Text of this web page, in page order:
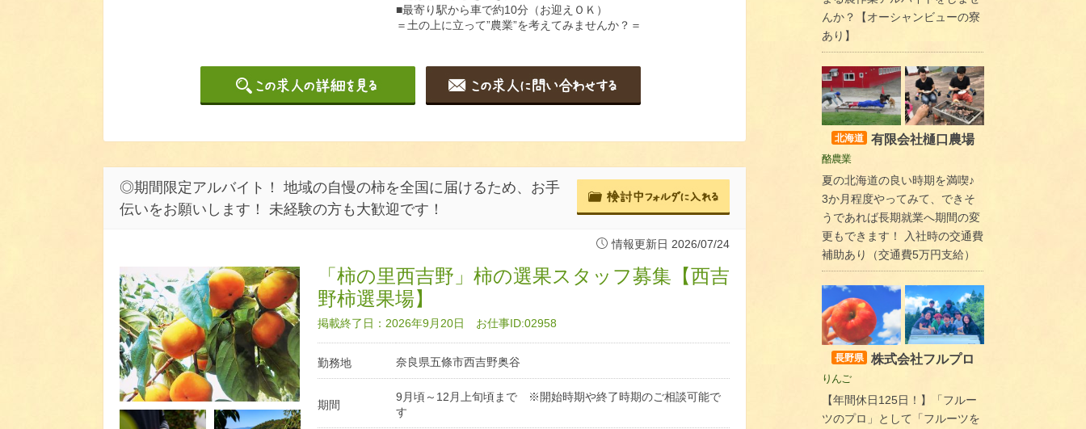
■最寄り駅から車で約10分（お迎えＯＫ）
＝土の上に立って”農業”を考えてみませんか？＝
◎期間限定アルバイト！ 地域の自慢の柿を全国に届けるため、お手
伝いをお願いします！ 未経験の方も大歓迎です！
情報更新日 2026/07/24
「柿の里西吉野」柿の選果スタッフ募集【西吉
野柿選果場】
掲載終了日：2026年9月20日 お仕事ID:02958
勤務地 奈良県五條市西吉野奥谷
期間
9月頃～12月上旬頃まで ※開始時期や終了時期のご相談可能で
す
んか？【オーシャンビューの寮
あり】
北海道 有限会社樋口農場
酪農業
夏の北海道の良い時期を満喫♪
3か月程度やってみて、できそ
うであれば長期就業へ期間の変
更もできます！ 入社時の交通費
補助あり（交通費5万円支給）
長野県 株式会社フルプロ
りんご
【年間休日125日！】「フルー
ツのプロ」として「フルーツを